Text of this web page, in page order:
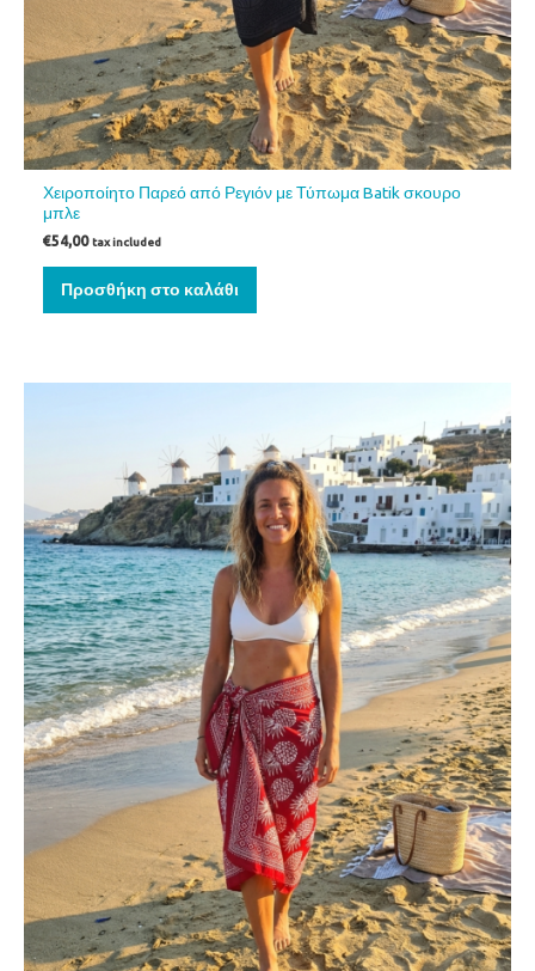
Χειροποίητο Παρεό από Ρεγιόν με Τύπωμα Batik σκουρο
μπλε
€54,00 tax included
Προσθήκη στο καλάθι